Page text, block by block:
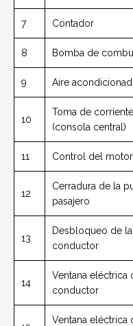
7 Contador
8 Bomba de
9 Aire
10
Toma de
(consola central)
11 Control del
12
Cerradura de la
pasajero
13
Desbloqueo de
conductor
14
Ventana eléctrica
conductor
Ventana eléctrica